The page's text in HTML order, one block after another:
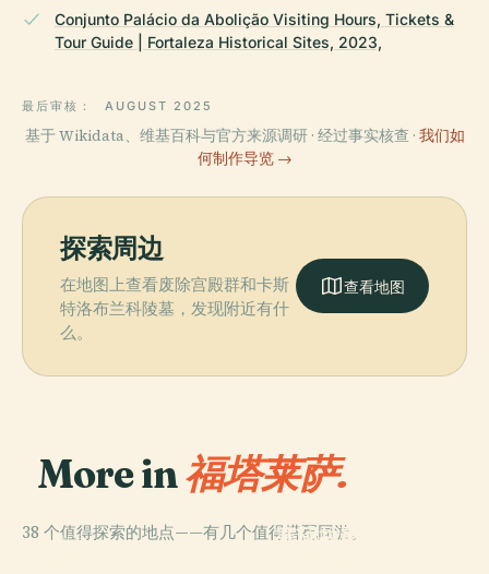
Conjunto Palácio da Abolição Visiting Hours, Tickets &
Tour Guide | Fortaleza Historical Sites, 2023,
最后审核： AUGUST 2025
基于 Wikidata、维基百科与官方来源调研 · 经过事实核查 · 我们如
何制作导览 →
探索周边
在地图上查看废除宫殿群和卡斯
特洛布兰科陵墓，发现附近有什
么。
查看地图
More in福塔莱萨.
38 个值得探索的地点——有几个值得搭配同游。
PLACE
塞阿拉影像与声